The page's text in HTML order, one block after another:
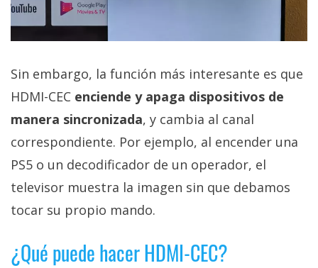
Sin embargo, la función más interesante es que
HDMI-CEC enciende y apaga dispositivos de
manera sincronizada, y cambia al canal
correspondiente. Por ejemplo, al encender una
PS5 o un decodificador de un operador, el
televisor muestra la imagen sin que debamos
tocar su propio mando.
¿Qué puede hacer HDMI-CEC?